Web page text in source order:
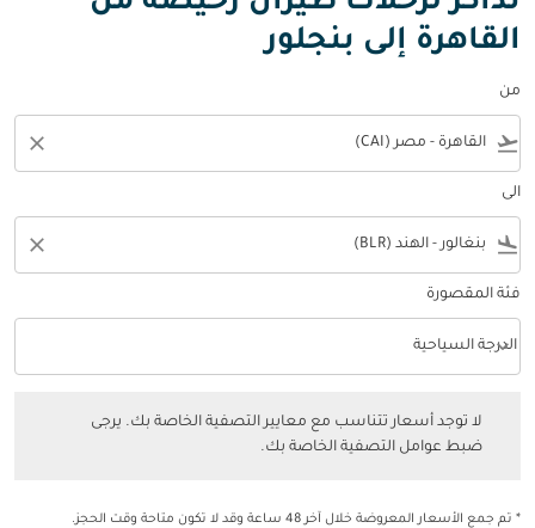
القاهرة إلى بنجلور
من
flight_takeoff
close
الى
flight_land
close
فئة المقصورة
فئة المقصورة option الدرجة السياحية Selected
الدرجة السياحية
keyboard_arrow_down
لا توجد أسعار تتناسب مع معايير التصفية الخاصة بك. يرجى
ضبط عوامل التصفية الخاصة بك.
* تم جمع الأسعار المعروضة خلال آخر 48 ساعة وقد لا تكون متاحة وقت الحجز.